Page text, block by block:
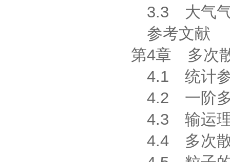
3.3 大气气
参考文献
第4章 多次
4.1 统计
4.2 一阶多
4.3 输运
4.4 多次散